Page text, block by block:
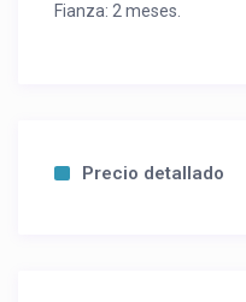
Fianza: 2 meses.
Precio detallado